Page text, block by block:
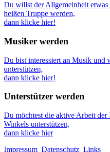
Du willst der Allgemeinheit
heißen Truppe werden,
dann klicke hier!
Musiker werden
Du bist interessiert an Musik und
unterstützen,
dann klicke hier!
Unterstützer werden
Du möchtest die aktive Arbeit der
Winkels unterstützen,
dann klicke hier
Impressum Datenschutz Links